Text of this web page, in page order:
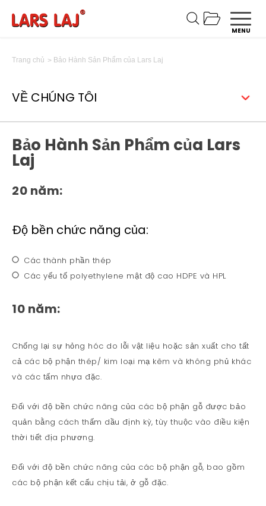
MENU
Trang chủ Bảo Hành Sản Phẩm của Lars Laj
VỀ CHÚNG TÔI
Bảo Hành Sản Phẩm của Lars
Laj
20 năm:
Độ bền chức năng của:
Các thành phần thép
Các yếu tố polyethylene mật độ cao HDPE và HPL
10 năm:
Chống lại sự hỏng hóc do lỗi vật liệu hoặc sản xuất cho tất
cả các bộ phận thép/ kim loại mạ kẽm và không phủ khác
và các tấm nhựa đặc.
Đối với độ bền chức năng của các bộ phận gỗ được bảo
quản bằng cách thấm dầu định kỳ, tùy thuộc vào điều kiện
thời tiết địa phương.
Đối với độ bền chức năng của các bộ phận gỗ, bao gồm
các bộ phận kết cấu chịu tải, ở gỗ đặc.